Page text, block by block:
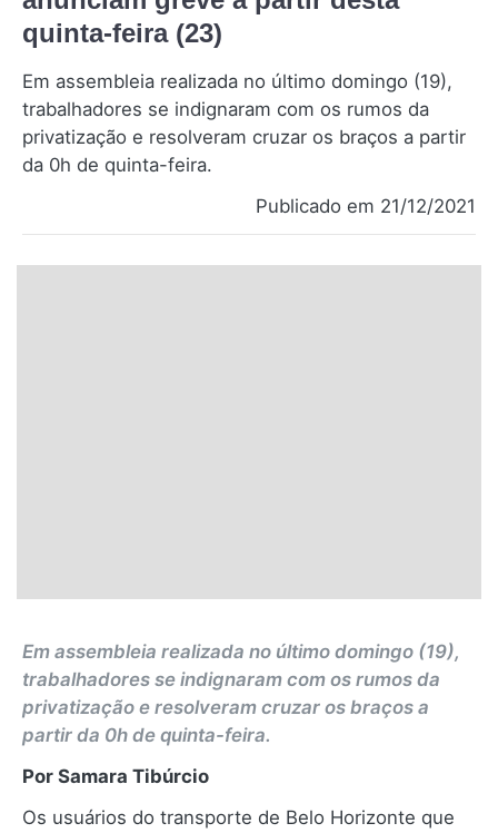
Santa Catarina
Rio Grande do Sul
Centro-Oeste
quinta-feira (23)
Em assembleia realizada no último domingo (19),
trabalhadores se indignaram com os rumos da
privatização e resolveram cruzar os braços a partir
da 0h de quinta-feira.
Publicado em 21/12/2021
Em assembleia realizada no último domingo (19),
trabalhadores se indignaram com os rumos da
privatização e resolveram cruzar os braços a
partir da 0h de quinta-feira.
Por Samara Tibúrcio
Os usuários do transporte de Belo Horizonte que